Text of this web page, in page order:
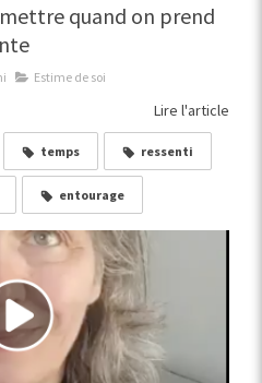
quand on prend
Estime de soi
Lire l'article
temps ressenti
entourage